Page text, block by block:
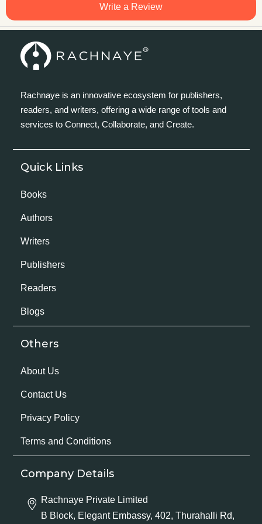
Write a Review
Rachnaye is an innovative ecosystem for publishers,
readers, and writers, offering a wide range of tools and
services to Connect, Collaborate, and Create.
Quick Links
Books
Authors
Writers
Publishers
Readers
Blogs
Others
About Us
Contact Us
Privacy Policy
Terms and Conditions
Company Details
Rachnaye Private Limited
B Block, Elegant Embassy, 402, Thurahalli Rd,